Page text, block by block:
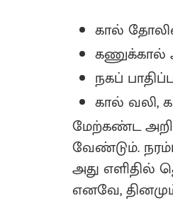
கால்
கணுக்கால்
நகப்
கால் வலி,
மேற்கண்ட
வேண்டும்.
அது எளிதில்
எனவே,